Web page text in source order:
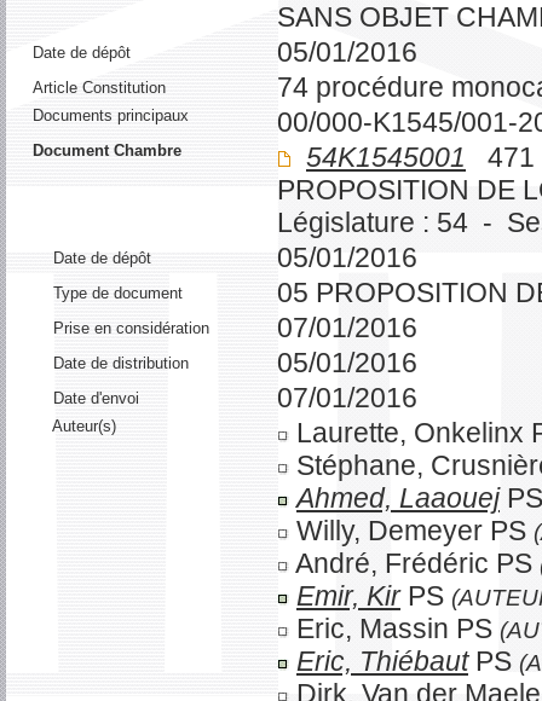
SANS OBJET
Date de dépôt 05/01/2016
Article Constitution 74 procédure
Documents principaux 00/000-K1545/001-
Document Chambre 54K1545001 471
PROPOSITION DE
Législature : 54 -
Date de dépôt 05/01/2016
Type de document 05 PROPOSITION
Prise en considération 07/01/2016
Date de distribution 05/01/2016
Date d'envoi 07/01/2016
Auteur(s)
Laurette, Onkelinx
Stéphane,
Ahmed, Laaouej
Willy, Demeyer PS
André, Frédéric PS
Emir, KirPS
Eric, Massin PS
Eric, ThiébautPS
Dirk, Van der